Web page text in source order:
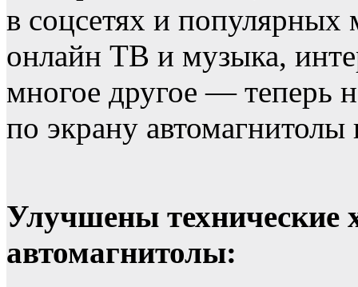
в соцсетях и
онлайн ТВ и музыка,
многое другое — теперь
по экрану
Улучшены технические
автомагнитолы: